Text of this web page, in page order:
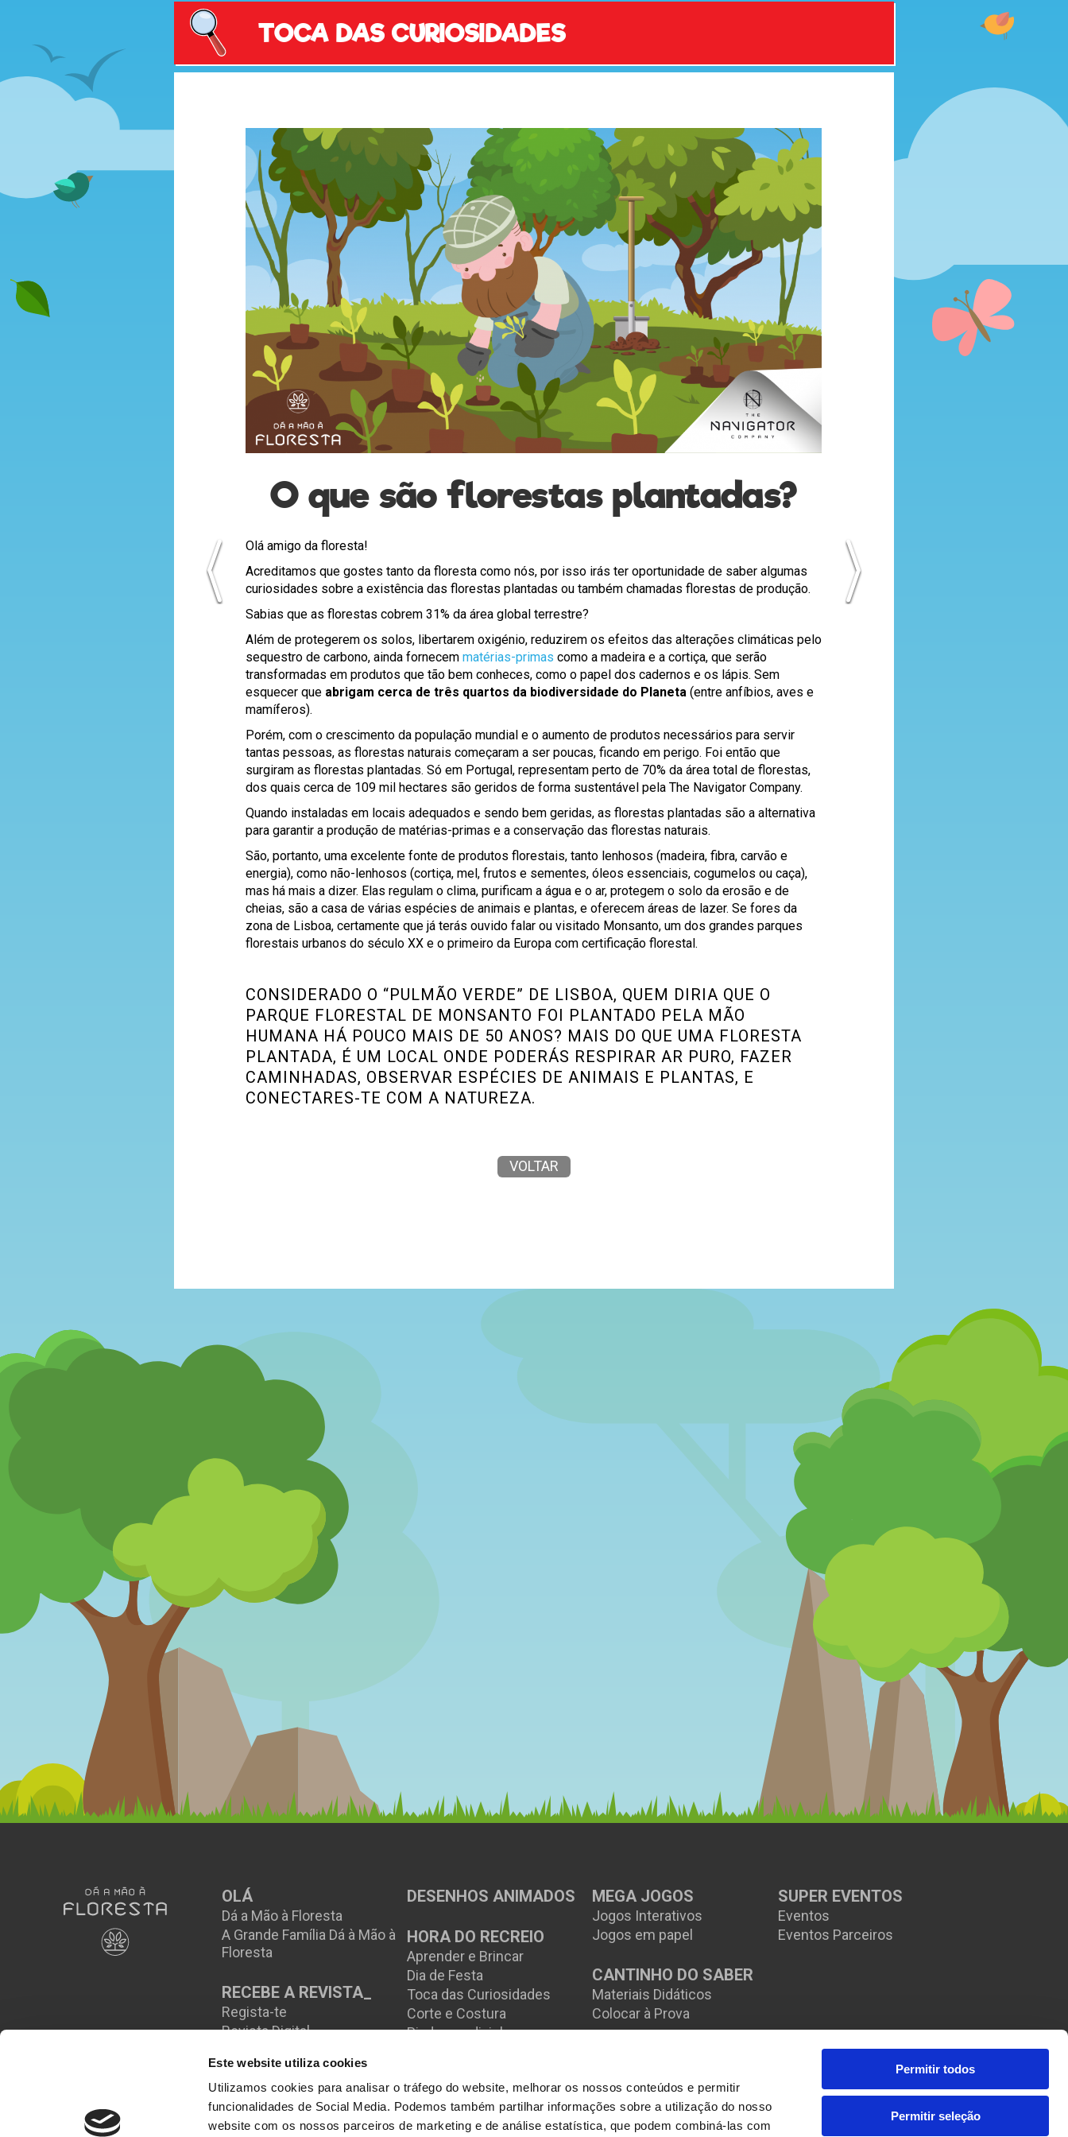
Este website utiliza cookies
Utilizamos cookies para analisar o tráfego do website, melhorar os nossos conteúdos e permitir
funcionalidades de Social Media. Podemos também partilhar informações sobre a utilização do nosso
website com os nossos parceiros de marketing e de análise estatística, que podem combiná-las com
Permitir todos
Permitir seleção
TOCA DAS CURIOSIDADES
O que são florestas plantadas?
Olá amigo da floresta!
Acreditamos que gostes tanto da floresta como nós, por isso irás ter oportunidade de saber algumas
curiosidades sobre a existência das florestas plantadas ou também chamadas florestas de produção.
Sabias que as florestas cobrem 31% da área global terrestre?
Além de protegerem os solos, libertarem oxigénio, reduzirem os efeitos das alterações climáticas pelo
sequestro de carbono, ainda fornecemmatérias-primas como a madeira e a cortiça, que serão
transformadas em produtos que tão bem conheces, como o papel dos cadernos e os lápis. Sem
esquecer que abrigam cerca de três quartos da biodiversidade do Planeta (entre anfíbios, aves e
mamíferos).
Porém, com o crescimento da população mundial e o aumento de produtos necessários para servir
tantas pessoas, as florestas naturais começaram a ser poucas, ficando em perigo. Foi então que
surgiram as florestas plantadas. Só em Portugal, representam perto de 70% da área total de florestas,
dos quais cerca de 109 mil hectares são geridos de forma sustentável pela The Navigator Company.
Quando instaladas em locais adequados e sendo bem geridas, as florestas plantadas são a alternativa
para garantir a produção de matérias-primas e a conservação das florestas naturais.
São, portanto, uma excelente fonte de produtos florestais, tanto lenhosos (madeira, fibra, carvão e
energia), como não-lenhosos (cortiça, mel, frutos e sementes, óleos essenciais, cogumelos ou caça),
mas há mais a dizer. Elas regulam o clima, purificam a água e o ar, protegem o solo da erosão e de
cheias, são a casa de várias espécies de animais e plantas, e oferecem áreas de lazer. Se fores da
zona de Lisboa, certamente que já terás ouvido falar ou visitado Monsanto, um dos grandes parques
florestais urbanos do século XX e o primeiro da Europa com certificação florestal.
CONSIDERADO O “PULMÃO VERDE” DE LISBOA, QUEM DIRIA QUE O
PARQUE FLORESTAL DE MONSANTO FOI PLANTADO PELA MÃO
HUMANA HÁ POUCO MAIS DE 50 ANOS? MAIS DO QUE UMA FLORESTA
PLANTADA, É UM LOCAL ONDE PODERÁS RESPIRAR AR PURO, FAZER
CAMINHADAS, OBSERVAR ESPÉCIES DE ANIMAIS E PLANTAS, E
CONECTARES-TE COM A NATUREZA.
VOLTAR
OLÁ
Dá a Mão à Floresta
A Grande Família Dá à Mão à
Floresta
RECEBE A REVISTA_
Regista-te
Revista Digital
DESENHOS ANIMADOS
HORA DO RECREIO
Aprender e Brincar
Dia de Festa
Toca das Curiosidades
Corte e Costura
Piadas e adivinhas
MEGA JOGOS
Jogos Interativos
Jogos em papel
CANTINHO DO SABER
Materiais Didáticos
Colocar à Prova
SUPER EVENTOS
Eventos
Eventos Parceiros